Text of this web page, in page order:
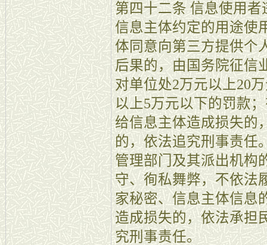
第四十二条 信息使用
信息主体约定的用途使
体同意向第三方提供个
后果的，由国务院征信
对单位处2万元以上20
以上5万元以下的罚款
给信息主体造成损失的
的，依法追究刑事责任
管理部门及其派出机构
守、徇私舞弊，不依法
家秘密、信息主体信息
造成损失的，依法承担
究刑事责任。